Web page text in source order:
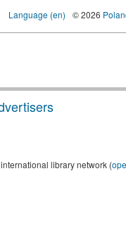
Language (en) © 2026
library network (